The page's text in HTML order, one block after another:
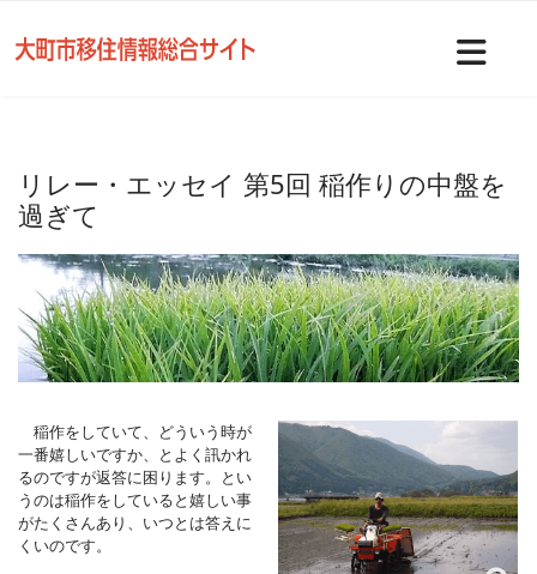
リレー・エッセイ 第5回 稲作りの中盤を
過ぎて
稲作をしていて、どういう時が
一番嬉しいですか、とよく訊かれ
るのですが返答に困ります。とい
うのは稲作をしていると嬉しい事
がたくさんあり、いつとは答えに
くいのです。